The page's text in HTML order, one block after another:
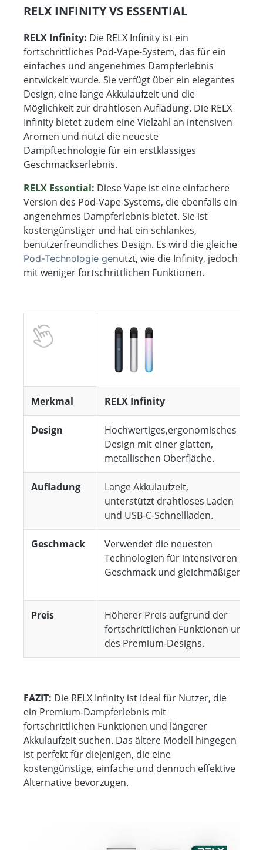
RELX INFINITY VS ESSENTIAL
RELX Infinity: Die RELX Infinity ist ein
fortschrittliches Pod-Vape-System, das für ein
einfaches und angenehmes Dampferlebnis
entwickelt wurde. Sie verfügt über ein elegantes
Design, eine lange Akkulaufzeit und die
Möglichkeit zur drahtlosen Aufladung. Die RELX
Infinity bietet zudem eine Vielzahl an intensiven
Aromen und nutzt die neueste
Dampftechnologie für ein erstklassiges
Geschmackserlebnis.
RELX Essential: Diese Vape ist eine einfachere
Version des Pod-Vape-Systems, die ebenfalls ein
angenehmes Dampferlebnis bietet. Sie ist
kostengünstiger und hat ein schlankes,
benutzerfreundliches Design. Es wird die gleiche
Pod-Technologie genutzt, wie die Infinity, jedoch
mit weniger fortschrittlichen Funktionen.
Merkmal RELX Infinity
Design
Hochwertiges,ergonomisches
Design mit einer glatten,
metallischen Oberfläche.
Aufladung
Lange Akkulaufzeit,
unterstützt drahtloses Laden
und USB-C-Schnellladen.
Geschmack
Verwendet die neuesten
Technologien für intensiveren
Geschmack und gleichmäßigen
Preis
Höherer Preis aufgrund der
fortschrittlichen Funktionen und
des Premium-Designs.
FAZIT: Die RELX Infinity ist ideal für Nutzer, die
ein Premium-Dampferlebnis mit
fortschrittlichen Funktionen und längerer
Akkulaufzeit suchen. Das ältere Modell hingegen
ist perfekt für diejenigen, die eine
kostengünstige, einfache und dennoch effektive
Alternative bevorzugen.